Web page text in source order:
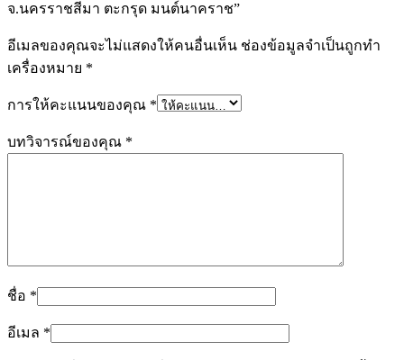
จ.นครราชสีมา ตะกรุด มนต์นาคราช”
อีเมลของคุณจะไม่แสดงให้คนอื่นเห็น ช่องข้อมูลจำเป็นถูกทำ
เครื่องหมาย *
การให้คะแนนของคุณ *
บทวิจารณ์ของคุณ *
ชื่อ *
อีเมล *